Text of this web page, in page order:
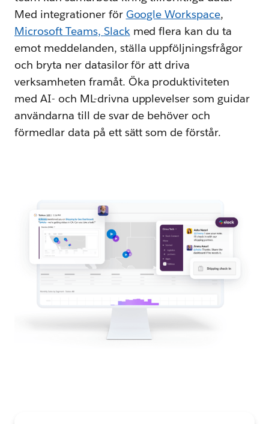
Med integrationer för Google Workspace,
Microsoft Teams, Slackmed flera kan du ta
emot meddelanden, ställa uppföljningsfrågor
och bryta ner datasilor för att driva
verksamheten framåt. Öka produktiviteten
med AI- och ML-drivna upplevelser som guidar
användarna till de svar de behöver och
förmedlar data på ett sätt som de förstår.